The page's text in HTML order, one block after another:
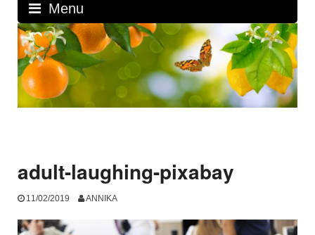
Menu
adult-laughing-pixabay
11/02/2019 ANNIKA